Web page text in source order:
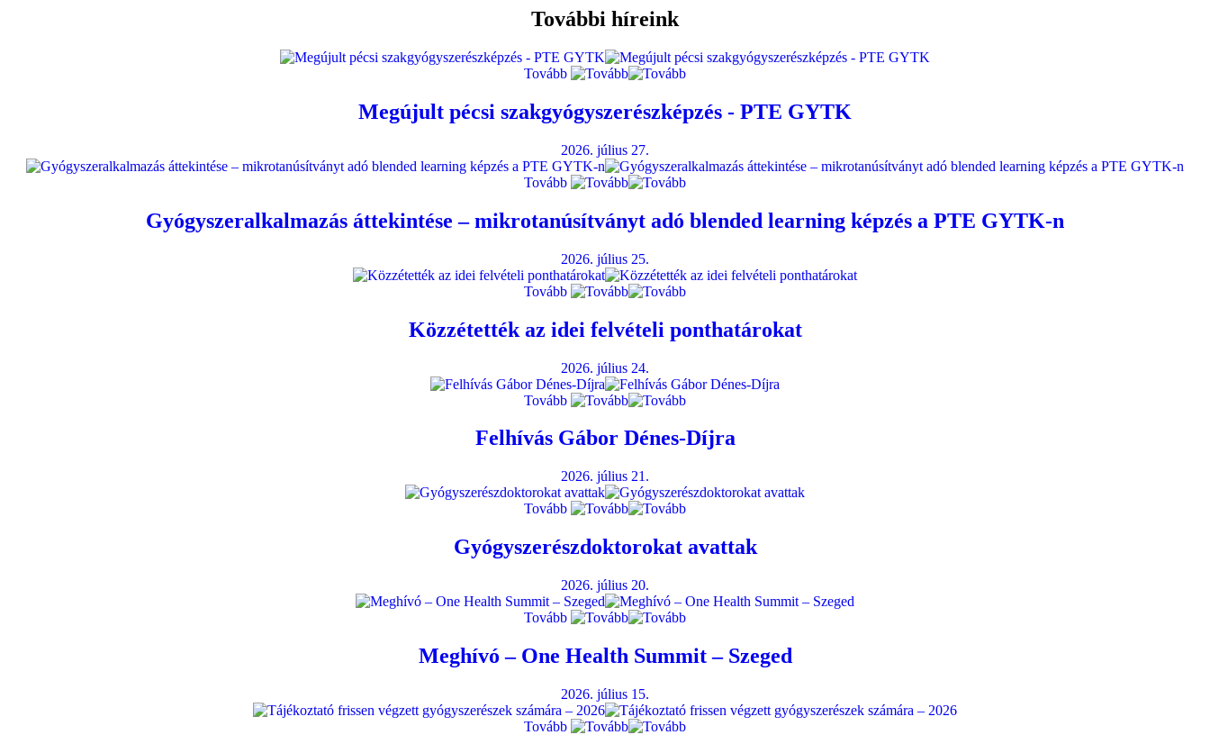
További híreink
Tovább
Megújult pécsi szakgyógyszerészképzés - PTE GYTK
2026. július 27.
Tovább
Gyógyszeralkalmazás áttekintése – mikrotanúsítványt adó blended learning képzés a PTE GYTK-n
2026. július 25.
Tovább
Közzétették az idei felvételi ponthatárokat
2026. július 24.
Tovább
Felhívás Gábor Dénes-Díjra
2026. július 21.
Tovább
Gyógyszerészdoktorokat avattak
2026. július 20.
Tovább
Meghívó – One Health Summit – Szeged
2026. július 15.
Tovább